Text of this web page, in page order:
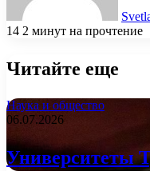
14 2 минут на прочтение
Читайте еще
Наука и общество
06.07.2026
Университеты